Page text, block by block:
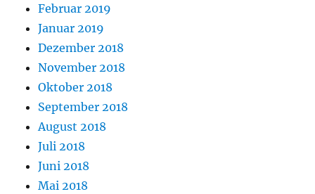
Februar 2019
Januar 2019
Dezember 2018
November 2018
Oktober 2018
September 2018
August 2018
Juli 2018
Juni 2018
Mai 2018